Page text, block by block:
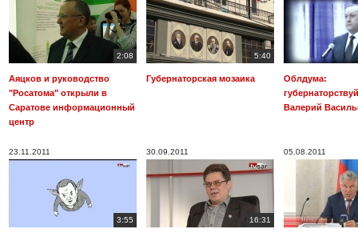
2:08
Аяцков и руководство
"Росатома" открыли в
Саратове информационный
центр
5:40
Губернаторская мозаика
Облдума:
Валерий
23.11.2011
3:55
30.09.2011
16:31
05.08.2011